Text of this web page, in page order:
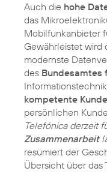
Auch die hohe
das
Mobilfunkanbieter
Gewährleistet wird
modernste
des Bundesamtes
kompetente
persönlichen
Telefónica derzeit
Zusammenarbeit
resümiert der
Übersicht über das